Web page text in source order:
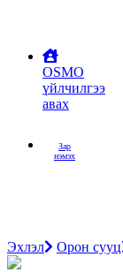
OSMO
үйлчилгээ
авах
Зар
нэмэх
Эхлэл Орон сууц